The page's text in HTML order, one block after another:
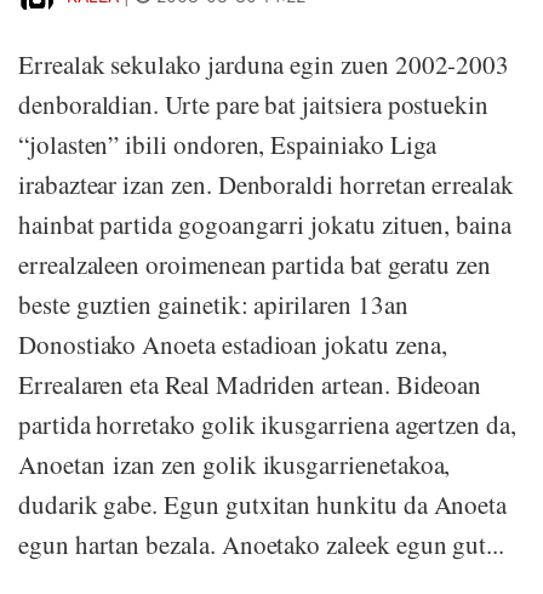
Errealak sekulako jarduna egin zuen 2002-2003
denboraldian. Urte pare bat jaitsiera postuekin
“jolasten” ibili ondoren, Espainiako Liga
irabaztear izan zen. Denboraldi horretan errealak
hainbat partida gogoangarri jokatu zituen, baina
errealzaleen oroimenean partida bat geratu zen
beste guztien gainetik: apirilaren 13an
Donostiako Anoeta estadioan jokatu zena,
Errealaren eta Real Madriden artean. Bideoan
partida horretako golik ikusgarriena agertzen da,
Anoetan izan zen golik ikusgarrienetakoa,
dudarik gabe. Egun gutxitan hunkitu da Anoeta
egun hartan bezala. Anoetako zaleek egun gut...